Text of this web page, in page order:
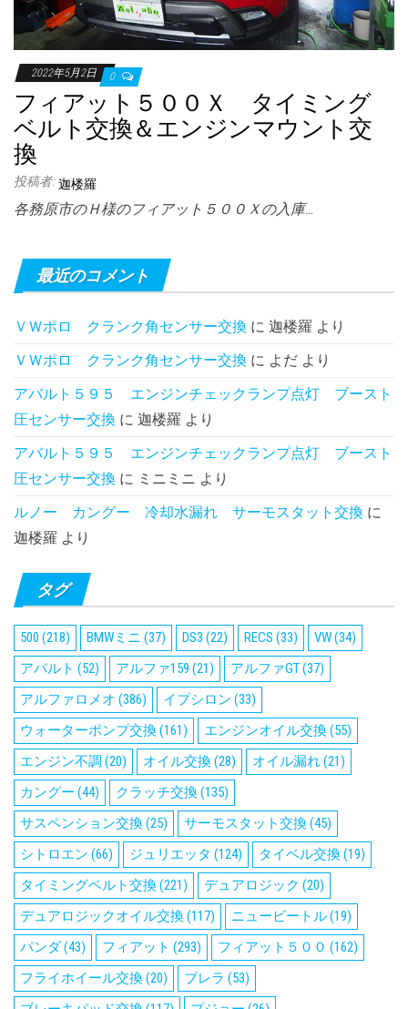
2022年5月2日 0
フィアット５００Ｘ タイミング
ベルト交換＆エンジンマウント交
換
投稿者: 迦楼羅
各務原市のＨ様のフィアット５００Ｘの入庫…
最近のコメント
ＶＷポロ クランク角センサー交換 に 迦楼羅 より
ＶＷポロ クランク角センサー交換 に よだ より
アバルト５９５ エンジンチェックランプ点灯 ブースト
圧センサー交換 に 迦楼羅 より
アバルト５９５ エンジンチェックランプ点灯 ブースト
圧センサー交換 に ミニミニ より
ルノー カングー 冷却水漏れ サーモスタット交換 に
迦楼羅 より
タグ
500 (218) BMWミニ (37) DS3 (22) RECS (33) VW(34)
アバルト (52) アルファ159 (21) アルファGT(37)
アルファロメオ (386) イプシロン (33)
ウォーターポンプ交換(161) エンジンオイル交換(55)
エンジン不調 (20) オイル交換(28) オイル漏れ(21)
カングー (44) クラッチ交換(135)
サスペンション交換(25) サーモスタット交換(45)
シトロエン (66) ジュリエッタ (124) タイベル交換(19)
タイミングベルト交換(221) デュアロジック (20)
デュアロジックオイル交換(117) ニュービートル(19)
パンダ(43) フィアット (293) フィアット５００ (162)
フライホイール交換(20) ブレラ (53)